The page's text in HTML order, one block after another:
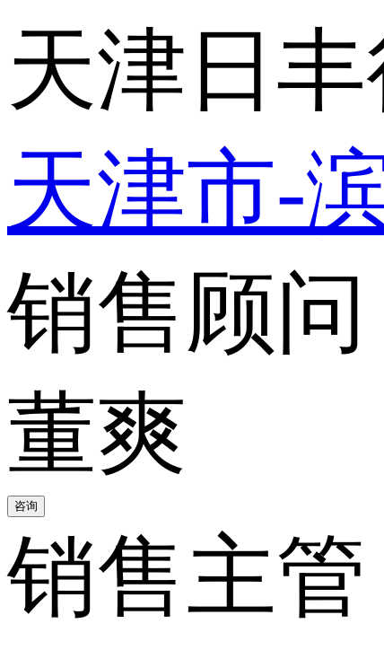
天津日
天津市-
销售顾问
董爽
咨询
销售主管